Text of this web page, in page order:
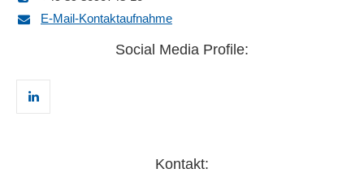
E-Mail-Kontaktaufnahme
Social Media Profile:
Kontakt: